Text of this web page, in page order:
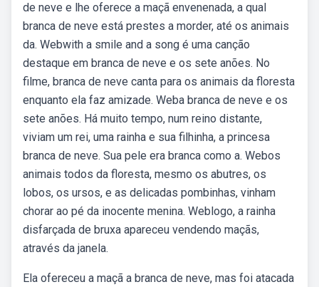
de neve e lhe oferece a maçã envenenada, a qual
branca de neve está prestes a morder, até os animais
da. Webwith a smile and a song é uma canção
destaque em branca de neve e os sete anões. No
filme, branca de neve canta para os animais da floresta
enquanto ela faz amizade. Weba branca de neve e os
sete anões. Há muito tempo, num reino distante,
viviam um rei, uma rainha e sua filhinha, a princesa
branca de neve. Sua pele era branca como a. Webos
animais todos da floresta, mesmo os abutres, os
lobos, os ursos, e as delicadas pombinhas, vinham
chorar ao pé da inocente menina. Weblogo, a rainha
disfarçada de bruxa apareceu vendendo maçãs,
através da janela.
Ela ofereceu a maçã a branca de neve, mas foi atacada